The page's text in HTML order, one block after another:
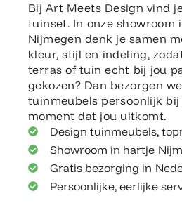
Bij Art Meets Design vind
tuinset. In onze showroom
Nijmegen denk je samen
kleur, stijl en indeling,
terras of tuin echt bij jou
gekozen? Dan bezorgen
tuinmeubels persoonlijk bij
moment dat jou uitkomt.
Design tuinmeubels,
Showroom in hartje
Gratis bezorging in
Persoonlijke, eerlijke